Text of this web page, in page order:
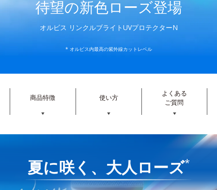
待望の新色ローズ登場
オルビス リンクルブライトUVプロテクターN
* オルビス内最高の紫外線カットレベル
商品特徴
▼
使い方
▼
よくある
ご質問
▼
夏に咲く、大人ローズ*